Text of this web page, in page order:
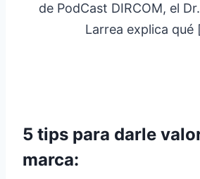
de PodCast DIRCOM, el
Larrea explica
5 tips para darle
marca: